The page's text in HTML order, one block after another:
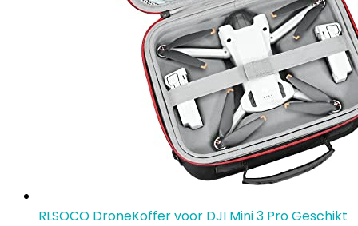
RLSOCO DroneKoffer voor DJI Mini 3 Pro Geschikt